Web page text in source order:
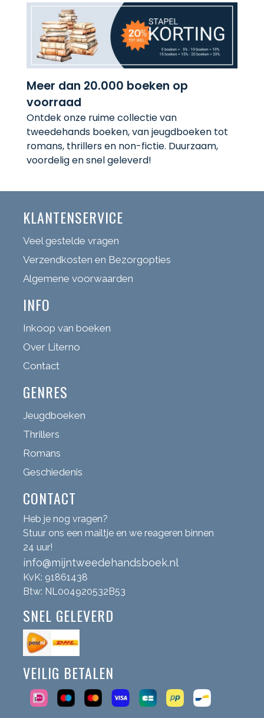
Meer dan 20.000 boeken op
voorraad
Ontdek onze ruime collectie van
tweedehands boeken, van jeugdboeken tot
romans, thrillers en non-fictie. Duurzaam,
voordelig en snel geleverd!
KLANTENSERVICE
Veel gestelde vragen
Verzendkosten en Bezorgopties
Algemene voorwaarden
INFO
Inkoop van boeken
Over Literno
Contact
GENRES
Jeugdboeken
Thrillers
Romans
Geschiedenis
CONTACT
Heb je nog vragen?
Stuur ons een mailtje en we reageren binnen
24 uur!
info@mijntweedehandsboek.nl
KvK: 91861438
Btw: NL004920532B53
SNEL GELEVERD
VEILIG BETALEN